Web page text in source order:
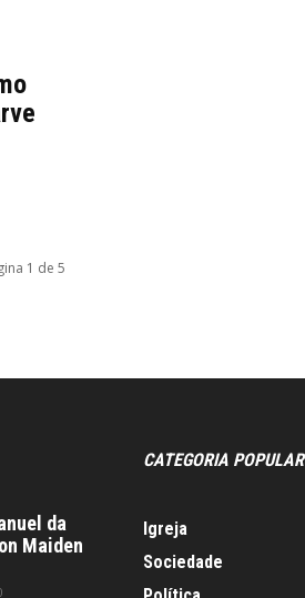
1 de 5
da
Maiden
CATEGORIA POPULAR
Igreja
Sociedade